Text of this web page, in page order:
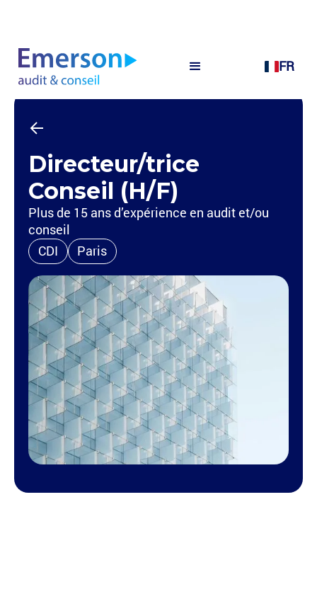
FR
Directeur/trice
Conseil (H/F)
Plus de 15 ans d’expérience en audit et/ou
conseil
CDI
Paris